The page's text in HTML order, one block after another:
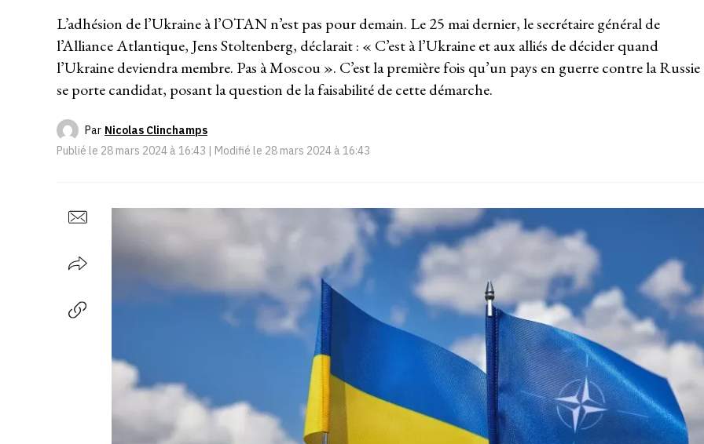
L’adhésion de l’Ukraine à l’OTAN n’est pas pour demain. Le 25 mai dernier, le secrétaire général de
l’Alliance Atlantique, Jens Stoltenberg, déclarait : « C’est à l’Ukraine et aux alliés de décider quand
l’Ukraine deviendra membre. Pas à Moscou ». C’est la première fois qu’un pays en guerre contre la Russie
se porte candidat, posant la question de la faisabilité de cette démarche.
Par Nicolas Clinchamps
Publié le 28 mars 2024 à 16:43 | Modifié le 28 mars 2024 à 16:43